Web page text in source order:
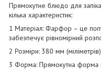
Прямокутне блюдо для
кілька характеристик:
1 Матеріал: Фарфор – це
забезпечує рівномірний
2 Розміри: 380 мм
3 Форма: Прямокутна форма